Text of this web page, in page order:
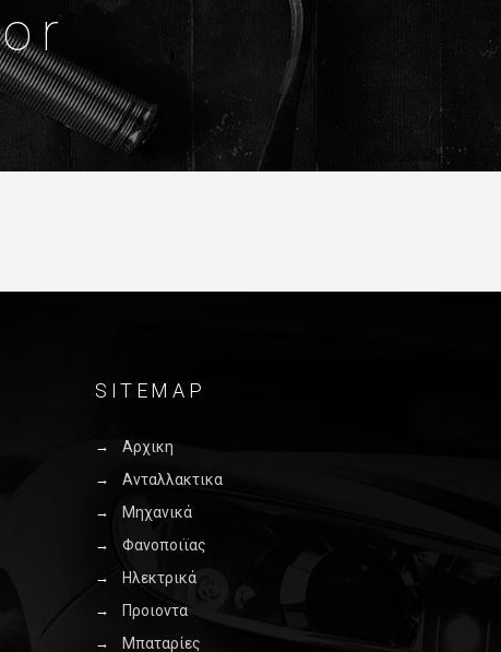
SITEMAP
Αρχικη
Ανταλλακτικα
Μηχανικά
Φανοποιϊας
Ηλεκτρικά
Προιοντα
Μπαταρίες